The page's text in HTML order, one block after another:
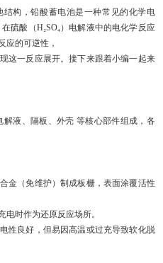
结构，铅酸蓄电池是一种常见的化学电
硫酸（H₂SO₄）电解液中的电化学反应
应的可逆性，
这一反应展开。接下来跟着小编一起来
液、隔板、外壳 等核心部件组成，各
金（免维护）制成板栅，表面涂覆活性
电时作为还原反应场所。
性良好，但易因高温或过充导致软化脱